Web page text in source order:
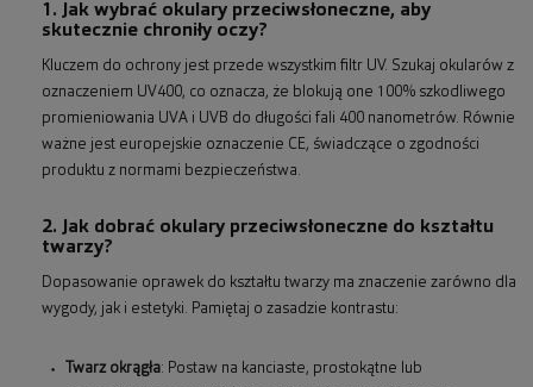
1. Jak wybrać okulary przeciwsłoneczne, aby
skutecznie chroniły oczy?
Kluczem do ochrony jest przede wszystkim filtr UV. Szukaj okularów z
oznaczeniem UV400, co oznacza, że blokują one 100% szkodliwego
promieniowania UVA i UVB do długości fali 400 nanometrów. Równie
ważne jest europejskie oznaczenie CE, świadczące o zgodności
produktu z normami bezpieczeństwa.
2. Jak dobrać okulary przeciwsłoneczne do kształtu
twarzy?
Dopasowanie oprawek do kształtu twarzy ma znaczenie zarówno dla
wygody, jak i estetyki. Pamiętaj o zasadzie kontrastu:
Twarz okrągła: Postaw na kanciaste, prostokątne lub